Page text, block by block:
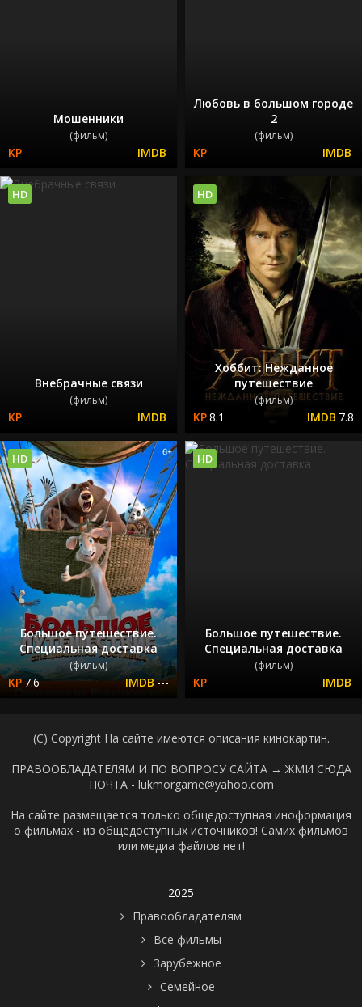
Мошенники
(фильм)
Любовь в большом городе
2
(фильм)
Внебрачные связи
(фильм)
HD
Хоббит: Нежданное
путешествие
(фильм)
8.1 7.8
HD
Большое путешествие.
Специальная доставка
(фильм)
7.6 ---
HD
Большое путешествие.
Специальная доставка
(фильм)
HD
(C) Copyright На сайте имеются описания кинокартин.
ПРАВООБЛАДАТЕЛЯМ И ПО ВОПРОСУ САЙТА → ЖМИ СЮДА
ПОЧТА - lukmorgame@yahoo.com
На сайте размещается только общедоступная иноформация
о фильмах - из общедоступных источников! Самих фильмов
или медиа файлов нет!
2025
Правообладателям
Все фильмы
Зарубежное
Семейное